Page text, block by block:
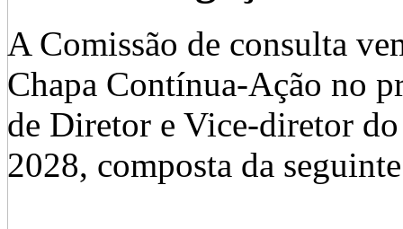
A Comissão de consulta
Chapa Contínua-Ação no
de Diretor e Vice-diretor
2028, composta da